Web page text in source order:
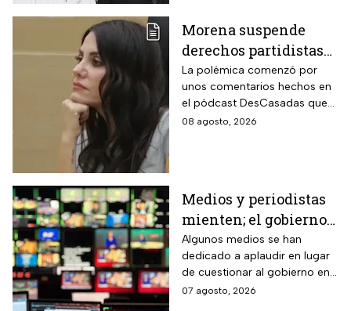
Morena suspende
derechos partidistas
de Nayeli Salvatori y
Graciela Palomares
por insulto a adultos
mayores
La polémica comenzó por
unos comentarios hechos en
el pódcast DesCasadas que
se volvieron virales en redes
08 agosto, 2026
Medios y periodistas
mienten; el gobierno
controla la narrativa a
través de paleros
Algunos medios se han
dedicado a aplaudir en lugar
de cuestionar al gobierno en
medio de los nuevos
07 agosto, 2026